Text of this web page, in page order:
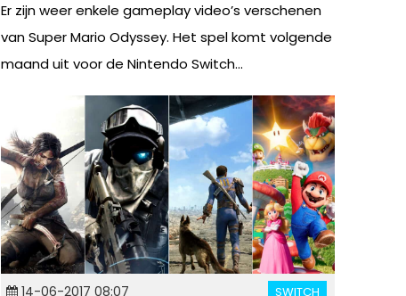
Er zijn weer enkele gameplay video’s verschenen
van Super Mario Odyssey. Het spel komt volgende
maand uit voor de Nintendo Switch...
14-06-2017 08:07 SWITCH